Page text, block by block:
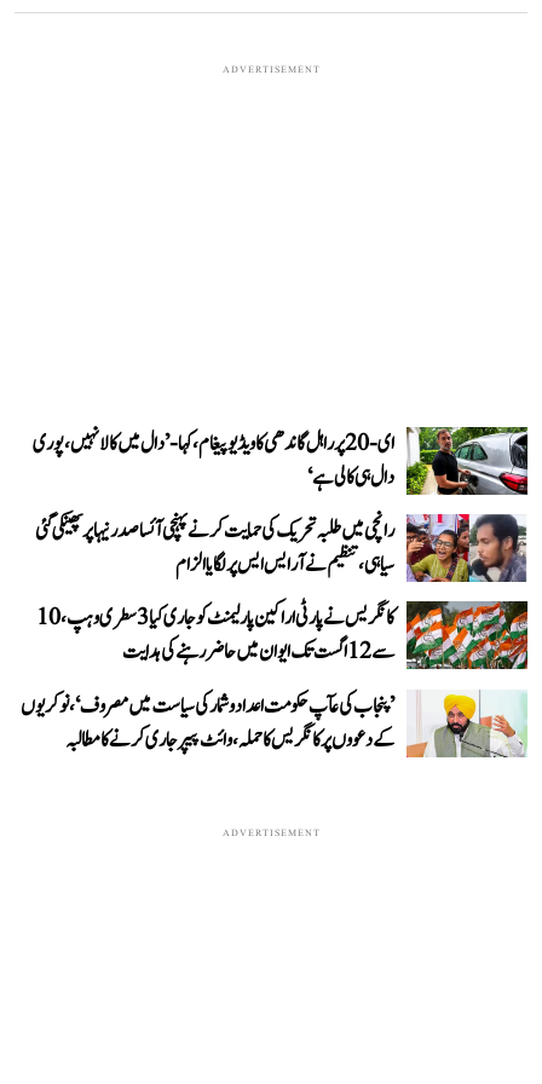
ADVERTISEMENT
ای-20 پر راہل گاندھی کا ویڈیو پیغام، کہا- ’دال میں کالا نہیں، پوری
دال ہی کالی ہے‘
رانچی میں طلبہ تحریک کی حمایت کرنے پہنچی آئسا صدر نیہا پر پھینکی گئی
سیاہی، تنظیم نے آر ایس ایس پر لگایا الزام
کانگریس نے پارٹی اراکین پارلیمنٹ کو جاری کیا 3 سطری وہپ، 10
سے 12 اگست تک ایوان میں حاضر رہنے کی ہدایت
’پنجاب کی عآپ حکومت اعداد و شمار کی سیاست میں مصروف‘، نوکریوں
کے دعووں پر کانگریس کا حملہ، وائٹ پیپر جاری کرنے کا مطالبہ
ADVERTISEMENT